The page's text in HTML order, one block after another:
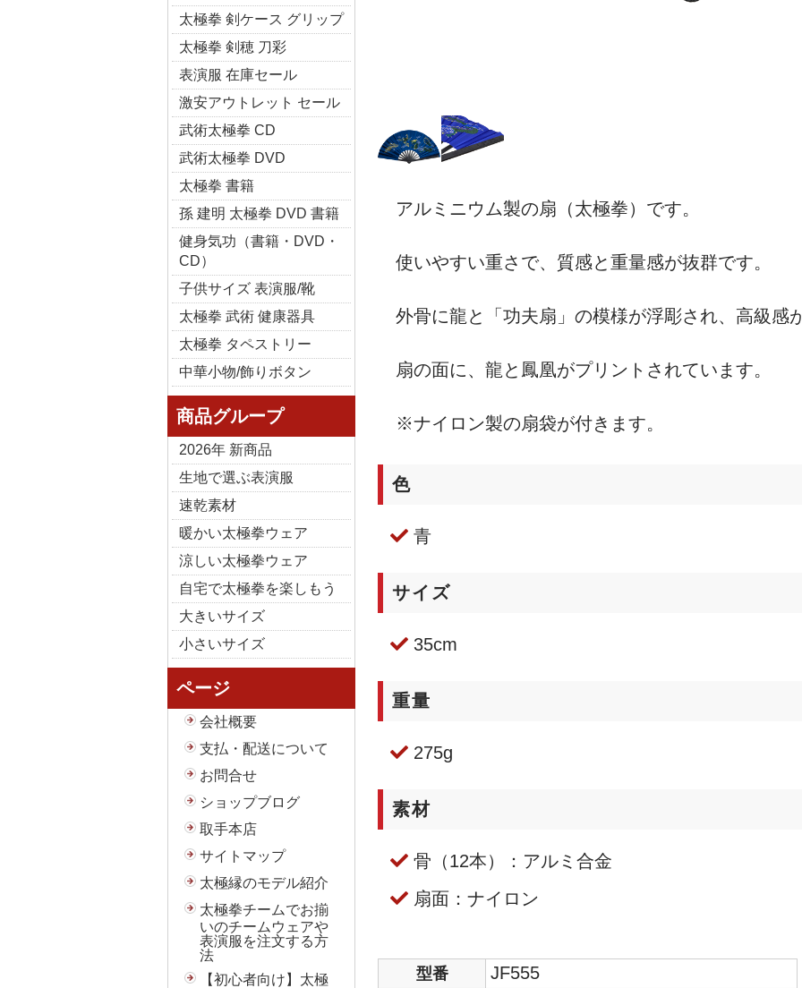
太極拳 剣ケース グリップ
太極拳 剣穂 刀彩
表演服 在庫セール
激安アウトレット セール
武術太極拳 CD
武術太極拳 DVD
太極拳 書籍
孫 建明 太極拳 DVD 書籍
健身気功（書籍・DVD・
CD）
子供サイズ 表演服/靴
太極拳 武術 健康器具
太極拳 タペストリー
中華小物/飾りボタン
商品グループ
2026年 新商品
生地で選ぶ表演服
速乾素材
暖かい太極拳ウェア
涼しい太極拳ウェア
自宅で太極拳を楽しもう
大きいサイズ
小さいサイズ
ページ
会社概要
支払・配送について
お問合せ
ショップブログ
取手本店
サイトマップ
太極縁のモデル紹介
太極拳チームでお揃
いのチームウェアや
表演服を注文する方
法
【初心者向け】太極
アルミニウム製の扇（太極拳）です。
使いやすい重さで、質感と重量感が抜群です。
外骨に龍と「功夫扇」の模様が浮彫され、高級感
扇の面に、龍と鳳凰がプリントされています。
※ナイロン製の扇袋が付きます。
色
青
サイズ
35cm
重量
275g
素材
骨（12本）：アルミ合金
扇面：ナイロン
型番 JF555